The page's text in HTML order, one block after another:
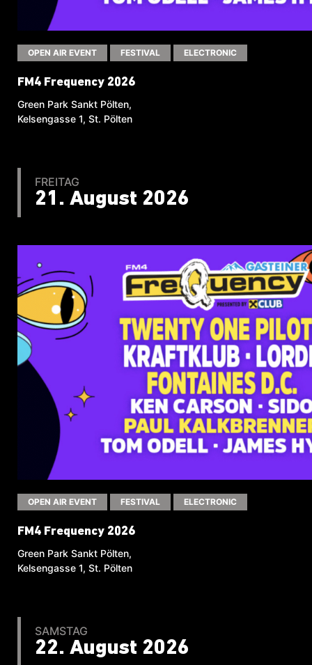
OPEN AIR EVENT FESTIVAL ELECTRONIC
FM4 Frequency 2026
Green Park Sankt Pölten,
Kelsengasse 1, St. Pölten
FREITAG
21. August 2026
OPEN AIR EVENT FESTIVAL ELECTRONIC
FM4 Frequency 2026
Green Park Sankt Pölten,
Kelsengasse 1, St. Pölten
SAMSTAG
22. August 2026